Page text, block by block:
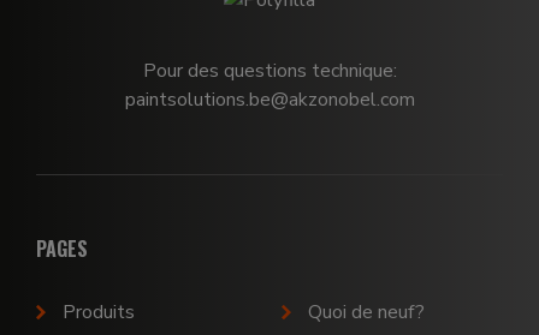
Pour des questions technique:
paintsolutions.be@akzonobel.com
PAGES
Produits Quoi de neuf?